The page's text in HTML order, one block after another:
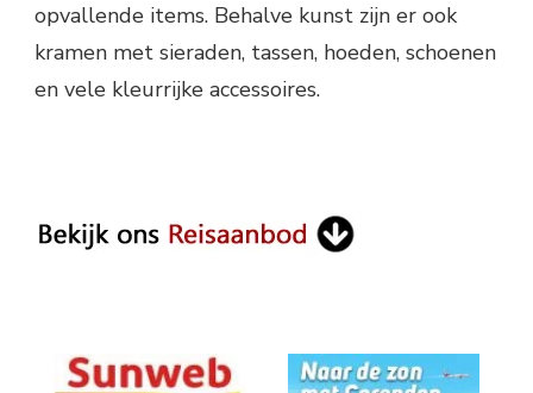
opvallende items. Behalve kunst zijn er ook
kramen met sieraden, tassen, hoeden, schoenen
en vele kleurrijke accessoires.